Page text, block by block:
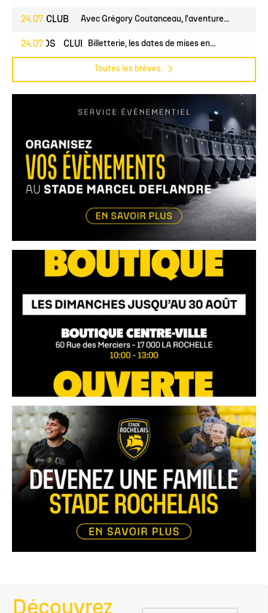
24.07 CLUB Avec Grégory Coutanceau, l'aventure...
24.07
PROS CLUB Billetterie, les dates de mises en...
Toutes les brèves
Découvrez